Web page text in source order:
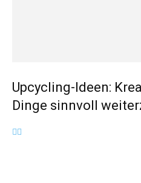
Upcycling-Ideen:
Dinge sinnvoll